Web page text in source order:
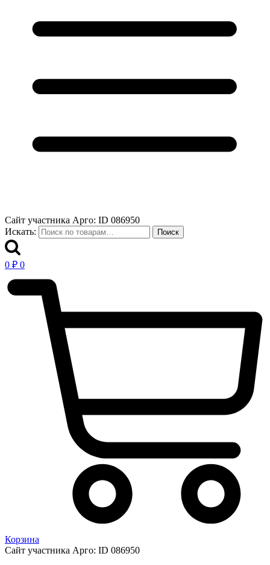
Сайт участника Арго: ID 086950
Искать:
Поиск
0 ₽ 0
Корзина
Сайт участника Арго: ID 086950